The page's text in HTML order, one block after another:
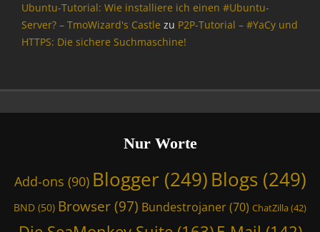
o
r
m
i
t
r
n
Ubuntu-Tutorial: Wie installiere ich einen #Ubuntu-
Server? – TmoWizard's Castle zu P2P-Tutorial – #YaCy und
HTTPS: Die sichere Suchmaschine!
Nur Worte
Add-ons (90) Blogger (249) Blogs(249)
BND (50) Browser (97) Bundestrojaner(70) ChatZilla(42)